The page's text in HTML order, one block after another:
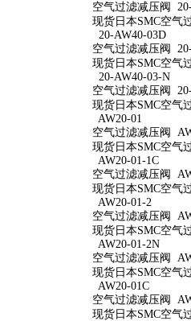
空气过滤减压阀
现货日本SMC空气
20-AW40-03D
空气过滤减压阀
现货日本SMC空气
20-AW40-03-N
空气过滤减压阀
现货日本SMC空气
AW20-01
空气过滤减压阀
现货日本SMC空气
AW20-01-1C
空气过滤减压阀
现货日本SMC空气
AW20-01-2
空气过滤减压阀
现货日本SMC空气
AW20-01-2N
空气过滤减压阀
现货日本SMC空气
AW20-01C
空气过滤减压阀
现货日本SMC空气